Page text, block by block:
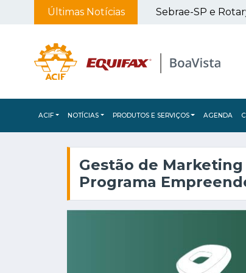
Últimas Notícias
ACIF NOTÍCIAS PRODUTOS E SERVIÇOS AGENDA
Gestão de
Programa